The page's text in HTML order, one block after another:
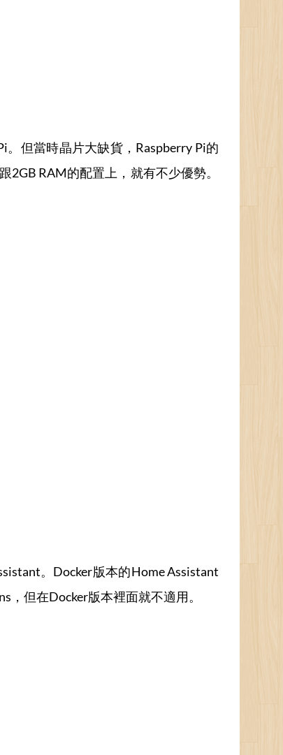
。但當時晶片大缺貨，Raspberry Pi的
2GB RAM的配置上，就有不少優勢。
。Docker版本的Home Assistant
但在Docker版本裡面就不適用。